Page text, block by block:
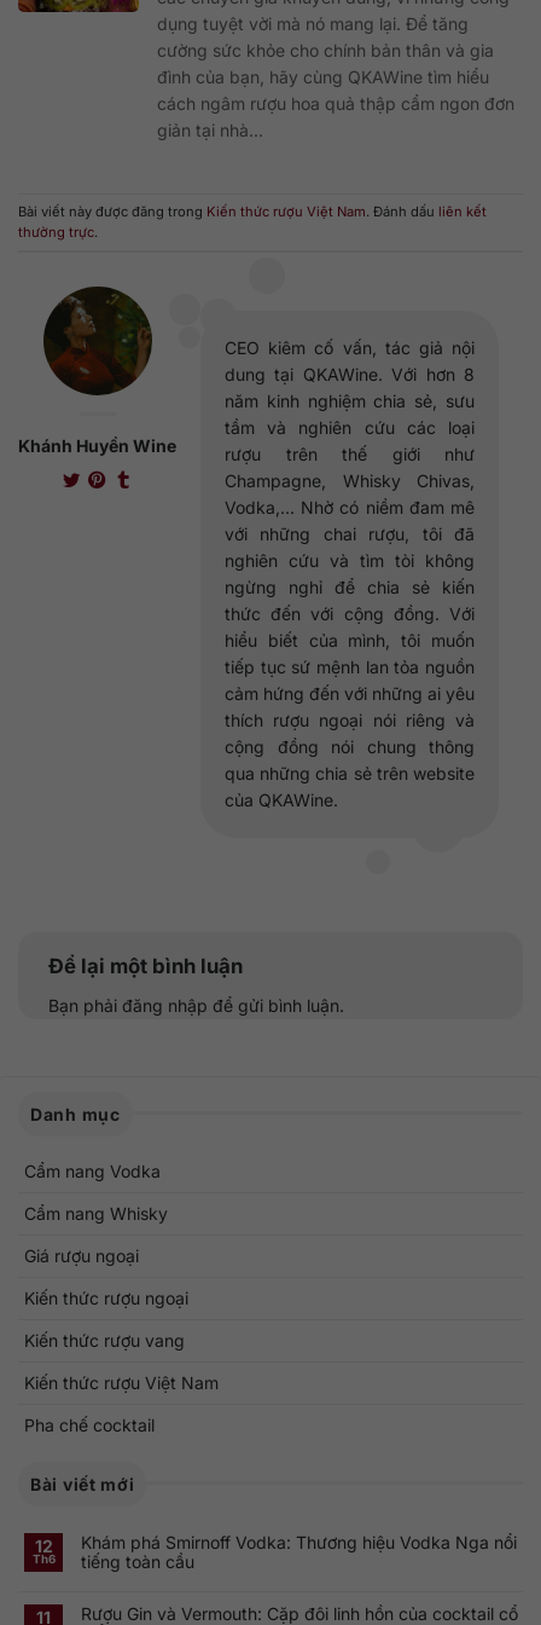
dụng tuyệt vời mà nó mang lại. Để tăng
cường sức khỏe cho chính bản thân và gia
đình của bạn, hãy cùng QKAWine tìm hiểu
cách ngâm rượu hoa quả thập cẩm ngon đơn
giản tại nhà...
Bài viết này được đăng trong Kiến thức rượu Việt Nam. Đánh dấu liên kết
thường trực.
Khánh Huyền Wine
CEO kiêm cố vấn, tác giả nội
dung tại QKAWine. Với hơn 8
năm kinh nghiệm chia sẻ, sưu
tầm và nghiên cứu các loại
rượu trên thế giới như
Champagne, Whisky Chivas,
Vodka,... Nhờ có niềm đam mê
với những chai rượu, tôi đã
nghiên cứu và tìm tòi không
ngừng nghỉ để chia sẻ kiến
thức đến với cộng đồng. Với
hiểu biết của mình, tôi muốn
tiếp tục sứ mệnh lan tỏa nguồn
cảm hứng đến với những ai yêu
thích rượu ngoại nói riêng và
cộng đồng nói chung thông
qua những chia sẻ trên website
của QKAWine.
Để lại một bình luận
Bạn phải đăng nhập để gửi bình luận.
Danh mục
Cẩm nang Vodka
Cẩm nang Whisky
Giá rượu ngoại
Kiến thức rượu ngoại
Kiến thức rượu vang
Kiến thức rượu Việt Nam
Pha chế cocktail
Bài viết mới
12
Th6
Khám phá Smirnoff Vodka: Thương hiệu Vodka Nga nổi
tiếng toàn cầu
bình
11
Rượu Gin và Vermouth: Cặp đôi linh hồn của cocktail cổ